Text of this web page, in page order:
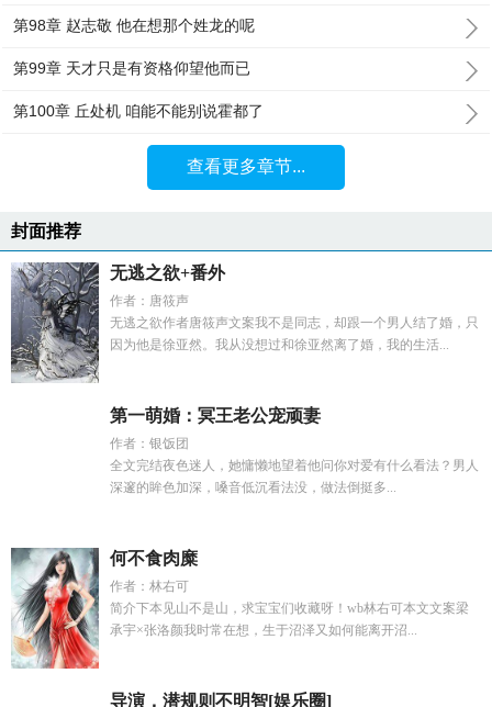
第98章 赵志敬 他在想那个姓龙的呢
第99章 天才只是有资格仰望他而已
第100章 丘处机 咱能不能别说霍都了
查看更多章节...
封面推荐
无逃之欲+番外
作者：唐筱声
无逃之欲作者唐筱声文案我不是同志，却跟一个男人结了婚，只
因为他是徐亚然。我从没想过和徐亚然离了婚，我的生活...
第一萌婚：冥王老公宠顽妻
作者：银饭团
全文完结夜色迷人，她慵懒地望着他问你对爱有什么看法？男人
深邃的眸色加深，嗓音低沉看法没，做法倒挺多...
何不食肉糜
作者：林右可
简介下本见山不是山，求宝宝们收藏呀！wb林右可本文文案梁
承宇×张洛颜我时常在想，生于沼泽又如何能离开沼...
导演，潜规则不明智[娱乐圈]